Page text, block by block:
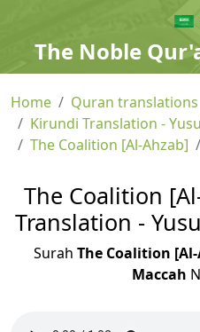
The Noble
Home
Quran translations
Kirundi Translation -
The Coalition [Al-Ahzab]
The Coalition
Translation -
Surah The Coalition
Maccah